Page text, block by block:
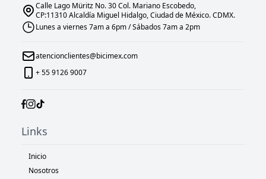
Calle Lago Müritz No. 30 Col. Mariano Escobedo,
CP:11310 Alcaldía Miguel Hidalgo, Ciudad de México. CDMX.
Lunes a viernes 7am a 6pm / Sábados 7am a 2pm
atencionclientes@bicimex.com
+ 55 9126 9007
Links
Inicio
Nosotros